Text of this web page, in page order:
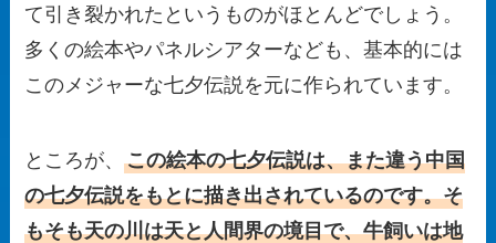
て引き裂かれたというものがほとんどでしょう。
多くの絵本やパネルシアターなども、基本的には
このメジャーな七夕伝説を元に作られています。
ところが、この絵本の七夕伝説は、また違う中国
の七夕伝説をもとに描き出されているのです。そ
もそも天の川は天と人間界の境目で、牛飼いは地